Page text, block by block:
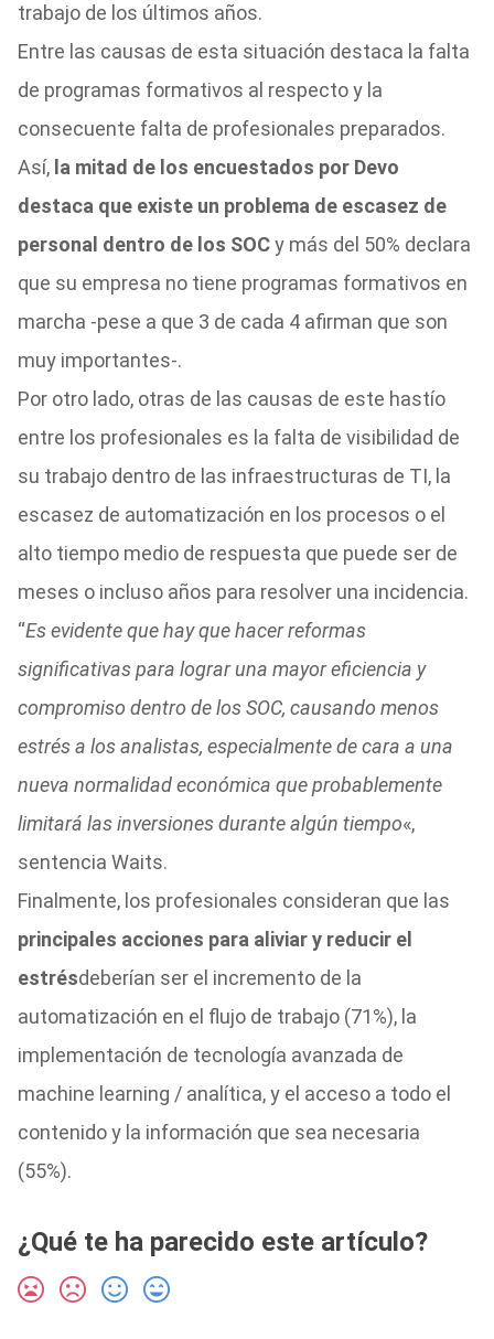
trabajo de los últimos años.
Entre las causas de esta situación destaca la falta
de programas formativos al respecto y la
consecuente falta de profesionales preparados.
Así, la mitad de los encuestados por Devo
destaca que existe un problema de escasez de
personal dentro de los SOCy más del 50% declara
que su empresa no tiene programas formativos en
marcha -pese a que 3 de cada 4 afirman que son
muy importantes-.
Por otro lado, otras de las causas de este hastío
entre los profesionales es la falta de visibilidad de
su trabajo dentro de las infraestructuras de TI, la
escasez de automatización en los procesos o el
alto tiempo medio de respuesta que puede ser de
meses o incluso años para resolver una incidencia.
“Es evidente que hay que hacer reformas
significativas para lograr una mayor eficiencia y
compromiso dentro de los SOC, causando menos
estrés a los analistas, especialmente de cara a una
nueva normalidad económica que probablemente
limitará las inversiones durante algún tiempo«,
sentencia Waits.
Finalmente, los profesionales consideran que las
principales acciones para aliviar y reducir el
estrésdeberían ser el incremento de la
automatización en el flujo de trabajo (71%), la
implementación de tecnología avanzada de
machine learning / analítica, y el acceso a todo el
contenido y la información que sea necesaria
(55%).
¿Qué te ha parecido este artículo?